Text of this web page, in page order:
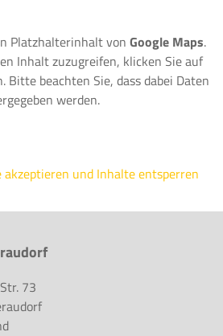
Platzhalterinhalt vonGoogle Maps.
Inhalt zuzugreifen, klicken Sie auf
Bitte beachten Sie, dass dabei Daten
werden.
akzeptieren und Inhalte entsperren
73